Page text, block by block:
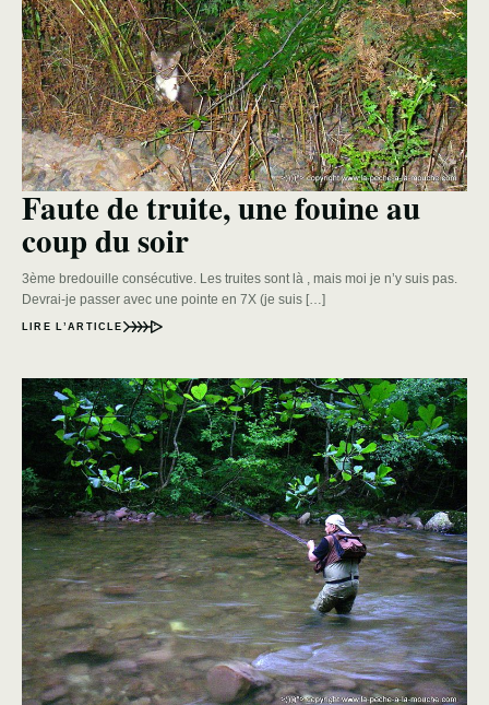
Faute de truite, une fouine au
coup du soir
3ème bredouille consécutive. Les truites sont là , mais moi je n’y suis pas.
Devrai-je passer avec une pointe en 7X (je suis […]
LIRE L’ARTICLE